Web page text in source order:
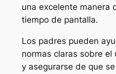
una excelente manera
tiempo de pantalla.
Los padres pueden
normas claras sobre el
y asegurarse de que